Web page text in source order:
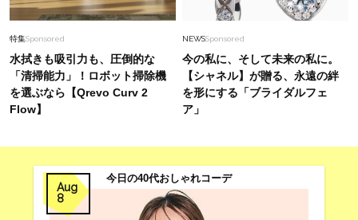
【エルメスのバッグ】気負わず日常に使えるモデ
ルは？蛯原友里さんと探す「最旬名品」4選
特集Sponsored
水拭きも吸引力も、圧倒的な
「清掃能力」！ロボット掃除機
を選ぶなら【Qrevo Curv 2
Flow】
NEWSSponsored
今の私に、そして未来の私に。
【シャネル】が贈る、永遠の絆
を形にする「ブライダルフェ
ア」
Aug
8
今日の40代おしゃれコーデ